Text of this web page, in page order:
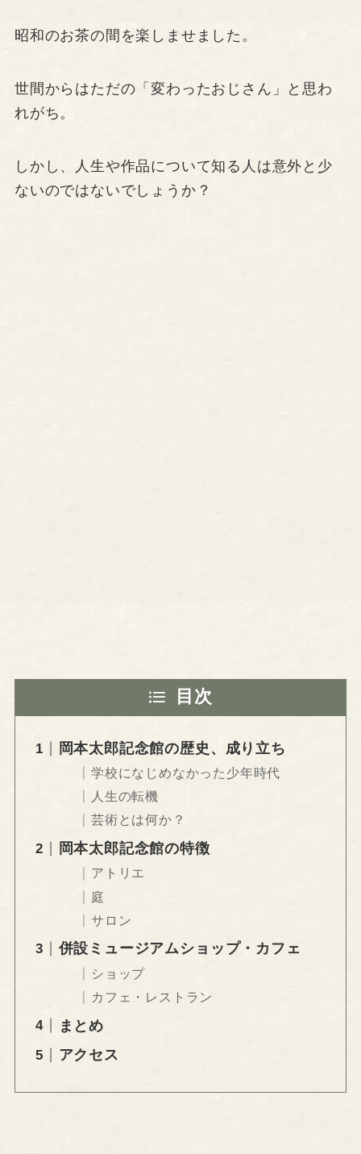
昭和のお茶の間を楽しませました。
世間からはただの「変わったおじさん」と思わ
れがち。
しかし、人生や作品について知る人は意外と少
ないのではないでしょうか？
目次
岡本太郎記念館の歴史、成り立ち
学校になじめなかった少年時代
人生の転機
芸術とは何か？
岡本太郎記念館の特徴
アトリエ
庭
サロン
併設ミュージアムショップ・カフェ
ショップ
カフェ・レストラン
まとめ
アクセス